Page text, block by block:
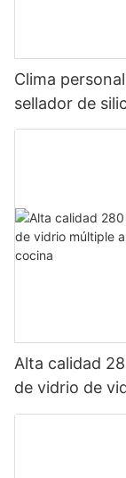
Clima
sellador de
baño de
Alta calidad
de vidrio de